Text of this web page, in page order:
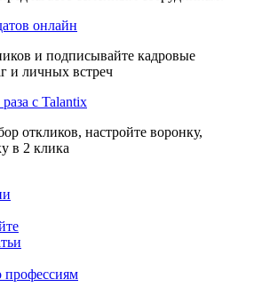
онлайн
и подписывайте кадровые
и личных встреч
с Talantix
откликов, настройте воронку,
в 2 клика